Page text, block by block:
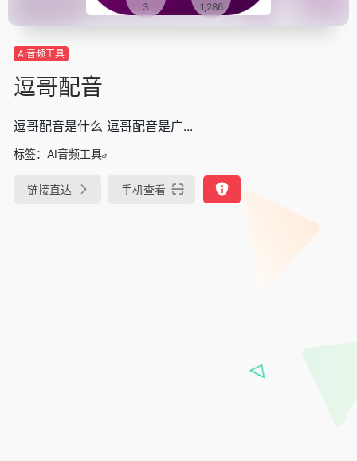
3 1,286
AI音频工具
逗哥配音
逗哥配音是什么 逗哥配音是广...
标签： AI音频工具
链接直达 手机查看